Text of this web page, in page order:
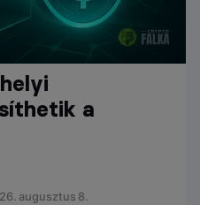
a
augusztus 8.